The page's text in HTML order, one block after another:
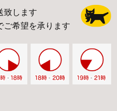
致します
ご希望を承ります